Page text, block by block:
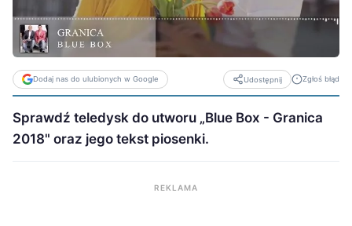
Dodaj nas do ulubionych w Google Udostępnij Zgłoś błąd
Sprawdź teledysk do utworu „Blue Box - Granica
2018" oraz jego tekst piosenki.
REKLAMA